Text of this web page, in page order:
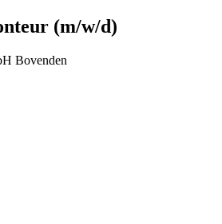
(m/w/d)
Bovenden